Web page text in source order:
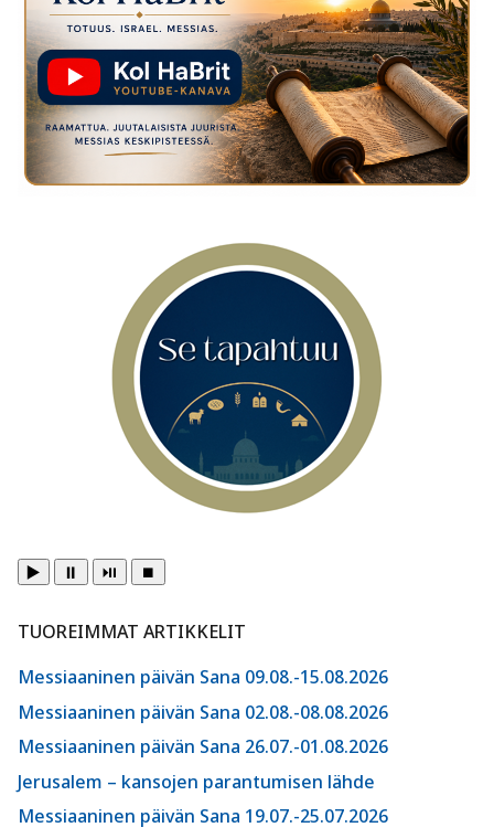
▶️ ⏸️ ⏯️ ⏹️
TUOREIMMAT ARTIKKELIT
Messiaaninen päivän Sana 09.08.-15.08.2026
Messiaaninen päivän Sana 02.08.-08.08.2026
Messiaaninen päivän Sana 26.07.-01.08.2026
Jerusalem – kansojen parantumisen lähde
Messiaaninen päivän Sana 19.07.-25.07.2026